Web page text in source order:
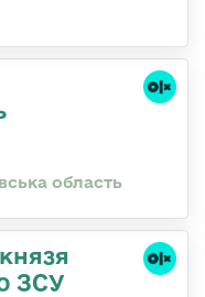
область
ЗСУ